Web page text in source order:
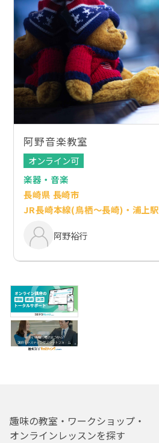
阿野音楽教室
オンライン可
楽器・音楽
長崎県 長崎市
JR長崎本線(鳥栖～長崎)・浦上駅
阿野裕行
趣味の教室・ワークショップ・
オンラインレッスンを探す